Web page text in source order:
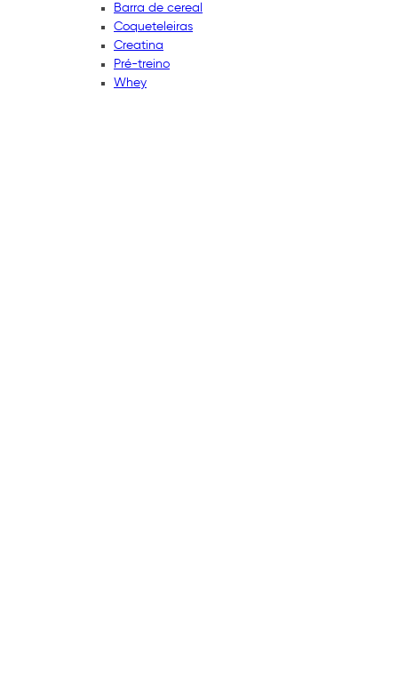
Barra de cereal
Coqueteleiras
Creatina
Pré-treino
Whey